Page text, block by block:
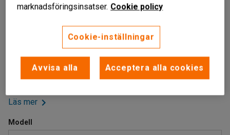
För lättare långgods
Stående förvaring
Justerbara armar
Stabilt listställ för stående förvaring av långgods. Med en
stryktålig konstruktion och kan byggas på för både vertikal
och horisontell förvaring.
Läs mer
Modell
marknadsföringsinsatser. Cookie policy
Cookie-inställningar
Avvisa alla Acceptera alla cookies